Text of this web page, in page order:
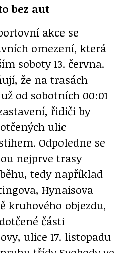
bez aut
akce se
omezení, která
soboty 13. června.
že na trasách
od sobotních 00:01
řidiči by
ulic
Odpoledne se
nejprve trasy
tedy například
Hynaisova
kruhového objezdu,
části
ulice 17. listopadu